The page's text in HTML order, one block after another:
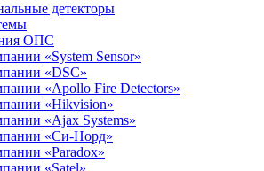
детекторы
ОПС
«System Sensor»
«DSC»
«Apollo Fire Detectors»
«Hikvision»
«Ajax Systems»
«Си-Норд»
«Paradox»
«Satel»